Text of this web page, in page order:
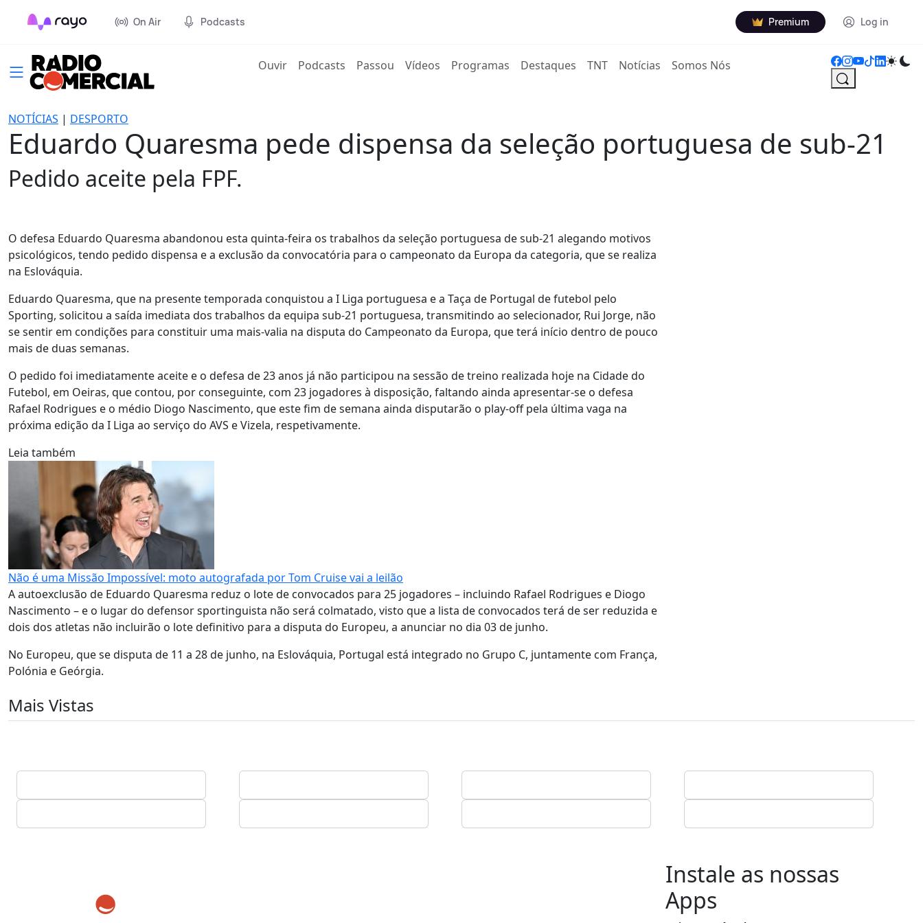
On Air Podcasts Premium Log in
Ouvir(current)
Podcasts Passou Vídeos Programas Destaques TNT Notícias Somos Nós
NOTÍCIAS | DESPORTO
Eduardo Quaresma pede dispensa da seleção portuguesa de sub-21
Pedido aceite pela FPF.
O defesa Eduardo Quaresma abandonou esta quinta-feira os trabalhos da seleção portuguesa de sub-21 alegando motivos
psicológicos, tendo pedido dispensa e a exclusão da convocatória para o campeonato da Europa da categoria, que se realiza
na Eslováquia.
Eduardo Quaresma, que na presente temporada conquistou a I Liga portuguesa e a Taça de Portugal de futebol pelo
Sporting, solicitou a saída imediata dos trabalhos da equipa sub-21 portuguesa, transmitindo ao selecionador, Rui Jorge, não
se sentir em condições para constituir uma mais-valia na disputa do Campeonato da Europa, que terá início dentro de pouco
mais de duas semanas.
O pedido foi imediatamente aceite e o defesa de 23 anos já não participou na sessão de treino realizada hoje na Cidade do
Futebol, em Oeiras, que contou, por conseguinte, com 23 jogadores à disposição, faltando ainda apresentar-se o defesa
Rafael Rodrigues e o médio Diogo Nascimento, que este fim de semana ainda disputarão o play-off pela última vaga na
próxima edição da I Liga ao serviço do AVS e Vizela, respetivamente.
Leia também
Não é uma Missão Impossível: moto autografada por Tom Cruise vai a leilão
A autoexclusão de Eduardo Quaresma reduz o lote de convocados para 25 jogadores – incluindo Rafael Rodrigues e Diogo
Nascimento – e o lugar do defensor sportinguista não será colmatado, visto que a lista de convocados terá de ser reduzida e
dois dos atletas não incluirão o lote definitivo para a disputa do Europeu, a anunciar no dia 03 de junho.
No Europeu, que se disputa de 11 a 28 de junho, na Eslováquia, Portugal está integrado no Grupo C, juntamente com França,
Polónia e Geórgia.
Mais Vistas
Instale as nossas
Apps